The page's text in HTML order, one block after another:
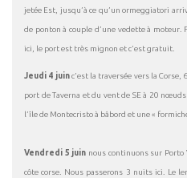
jetée Est, jusqu’à ce qu’un ormeggiatori
de ponton à couple d’une vedette à
ici, le port est très mignon et c’est gratuit.
Jeudi 4 juinc’est la traversée vers la Corse,
port de Taverna et du vent de SE à 20
l’île de Montecristo à bâbord et une «
Vendredi 5 juin nous continuons sur Porto
côte corse. Nous passerons 3 nuits ici. Le